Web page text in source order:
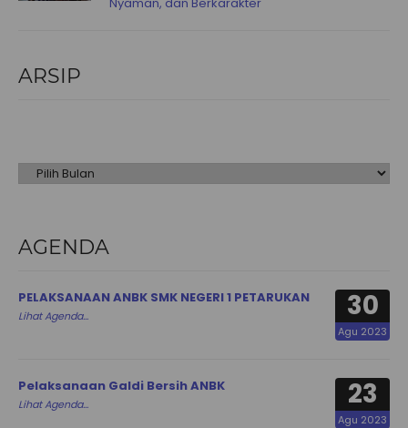
ARSIP
AGENDA
30
Agu 2023
PELAKSANAAN ANBK SMK NEGERI 1 PETARUKAN
Lihat Agenda...
23
Agu 2023
Pelaksanaan Galdi Bersih ANBK
Lihat Agenda...